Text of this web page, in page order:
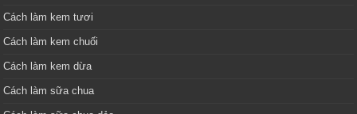
Cách làm kem tươi
Cách làm kem chuối
Cách làm kem dừa
Cách làm sữa chua